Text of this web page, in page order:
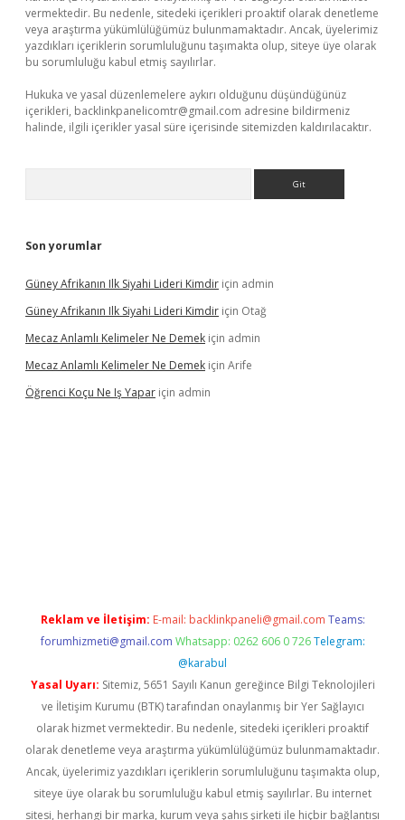
vermektedir. Bu nedenle, sitedeki içerikleri proaktif olarak denetleme
veya araştırma yükümlülüğümüz bulunmamaktadır. Ancak, üyelerimiz
yazdıkları içeriklerin sorumluluğunu taşımakta olup, siteye üye olarak
bu sorumluluğu kabul etmiş sayılırlar.
Hukuka ve yasal düzenlemelere aykırı olduğunu düşündüğünüz
içerikleri, backlinkpanelicomtr@gmail.com adresine bildirmeniz
halinde, ilgili içerikler yasal süre içerisinde sitemizden kaldırılacaktır.
Son yorumlar
Güney Afrikanın Ilk Siyahi Lideri Kimdir için admin
Güney Afrikanın Ilk Siyahi Lideri Kimdir için Otağ
Mecaz Anlamlı Kelimeler Ne Demek için admin
Mecaz Anlamlı Kelimeler Ne Demek için Arife
Öğrenci Koçu Ne Iş Yapar için admin
Reklam ve İletişim: E-mail: backlinkpaneli@gmail.com Teams:
forumhizmeti@gmail.com Whatsapp: 0262 606 0 726 Telegram:
@karabul
Yasal Uyarı: Sitemiz, 5651 Sayılı Kanun gereğince Bilgi Teknolojileri
ve İletişim Kurumu (BTK) tarafından onaylanmış bir Yer Sağlayıcı
olarak hizmet vermektedir. Bu nedenle, sitedeki içerikleri proaktif
olarak denetleme veya araştırma yükümlülüğümüz bulunmamaktadır.
Ancak, üyelerimiz yazdıkları içeriklerin sorumluluğunu taşımakta olup,
siteye üye olarak bu sorumluluğu kabul etmiş sayılırlar. Bu internet
sitesi, herhangi bir marka, kurum veya şahıs şirketi ile hiçbir bağlantısı